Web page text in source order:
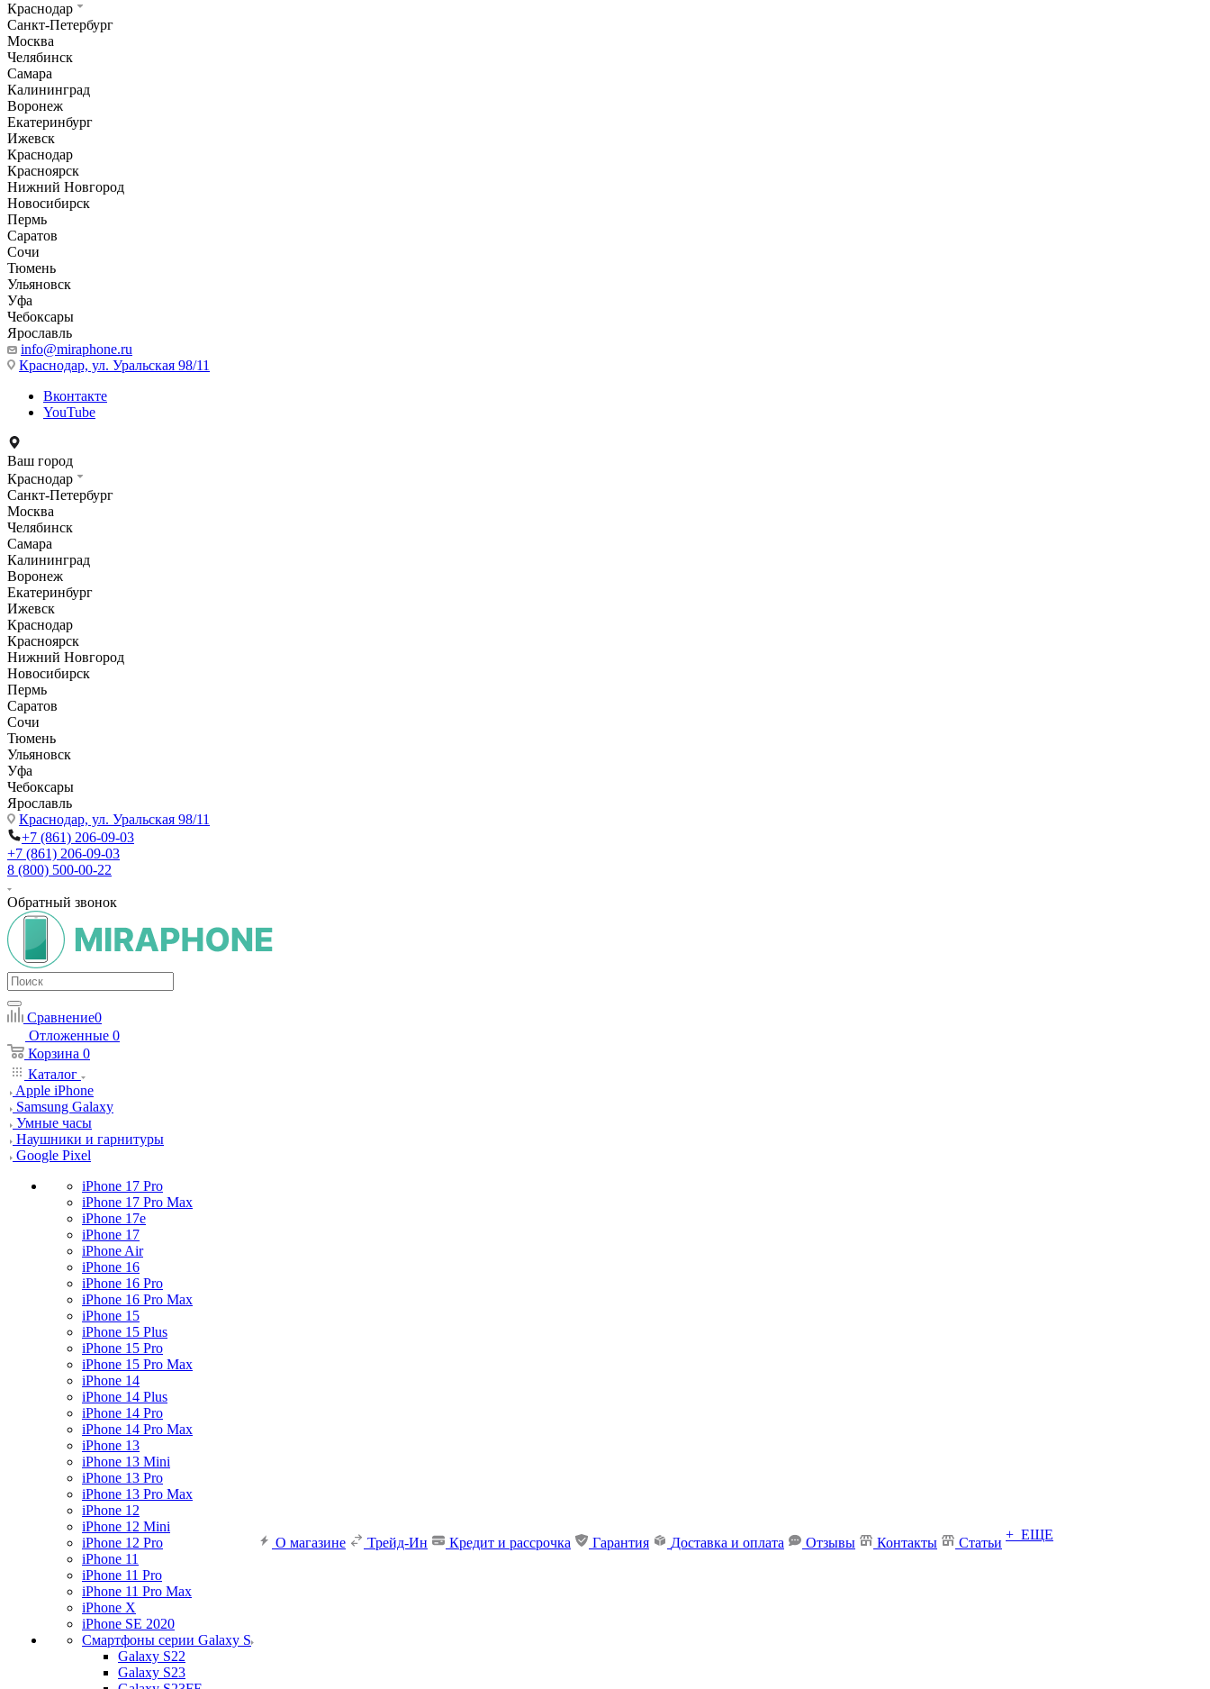
Краснодар
Санкт-Петербург
Москва
Челябинск
Самара
Калининград
Воронеж
Екатеринбург
Ижевск
Краснодар
Красноярск
Нижний Новгород
Новосибирск
Пермь
Саратов
Сочи
Тюмень
Ульяновск
Уфа
Чебоксары
Ярославль
info@miraphone.ru
Краснодар, ул. Уральская 98/11
Вконтакте
YouTube
Ваш город
Краснодар
Санкт-Петербург
Москва
Челябинск
Самара
Калининград
Воронеж
Екатеринбург
Ижевск
Краснодар
Красноярск
Нижний Новгород
Новосибирск
Пермь
Саратов
Сочи
Тюмень
Ульяновск
Уфа
Чебоксары
Ярославль
Краснодар, ул. Уральская 98/11
+7 (861) 206-09-03
+7 (861) 206-09-03
8 (800) 500-00-22
Обратный звонок
Сравнение0
Отложенные 0
Корзина 0
Каталог
Apple iPhone
Samsung Galaxy
Умные часы
Наушники и гарнитуры
Google Pixel
iPhone 17 Pro
iPhone 17 Pro Max
iPhone 17e
iPhone 17
iPhone Air
iPhone 16
iPhone 16 Pro
iPhone 16 Pro Max
iPhone 15
iPhone 15 Plus
iPhone 15 Pro
iPhone 15 Pro Max
iPhone 14
iPhone 14 Plus
iPhone 14 Pro
iPhone 14 Pro Max
iPhone 13
iPhone 13 Mini
iPhone 13 Pro
iPhone 13 Pro Max
iPhone 12
iPhone 12 Mini
iPhone 12 Pro
iPhone 11
iPhone 11 Pro
iPhone 11 Pro Max
iPhone X
iPhone SE 2020
Смартфоны серии Galaxy S
Galaxy S22
Galaxy S23
О магазине Трейд-Ин Кредит и рассрочка Гарантия Доставка и оплата Отзывы Контакты Статьи
+ ЕЩЕ